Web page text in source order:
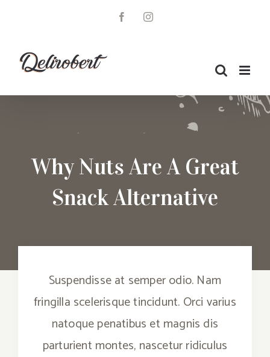
Why Nuts Are A Great
Snack Alternative
Suspendisse at semper odio. Nam
fringilla scelerisque tincidunt. Orci varius
natoque penatibus et magnis dis
parturient montes, nascetur ridiculus